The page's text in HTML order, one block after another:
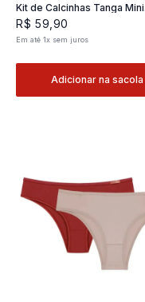
Kit de Calcinhas Tanga Mini
Classic 02- 2 und
R$ 59 90
Em até1x sem juros
Adicionar na sacola